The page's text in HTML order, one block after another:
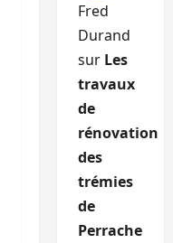
Fred
Durand
sur Les
travaux
de
rénovation
des
trémies
de
Perrache